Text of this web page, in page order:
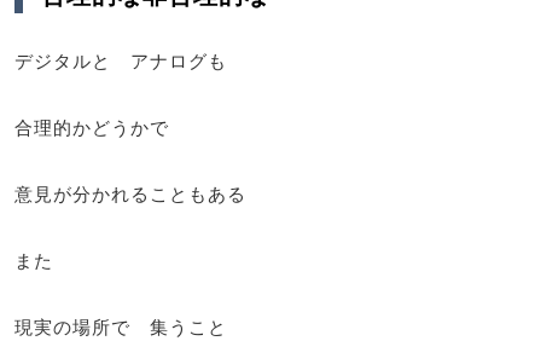
デジタルと アナログも
合理的かどうかで
意見が分かれることもある
また
現実の場所で 集うこと